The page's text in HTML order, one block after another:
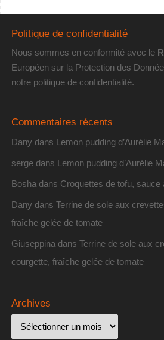
Politique de confidentialité
Nous sommes en conformité avec le
Européen sur la Protection des
notre politique de confidentialité.
Commentaires récents
Dany dans Lemon pudding d’Aurélie
sergedans Lemon pudding d’Aurélie
Bosha dans Croquettes de tofu, sauce
Dany dans Terrine de sole aux
fraîche gelée de tomate
Giuseppina dans Terrine de sole aux
courgette, fraîche gelée de tomate
Archives